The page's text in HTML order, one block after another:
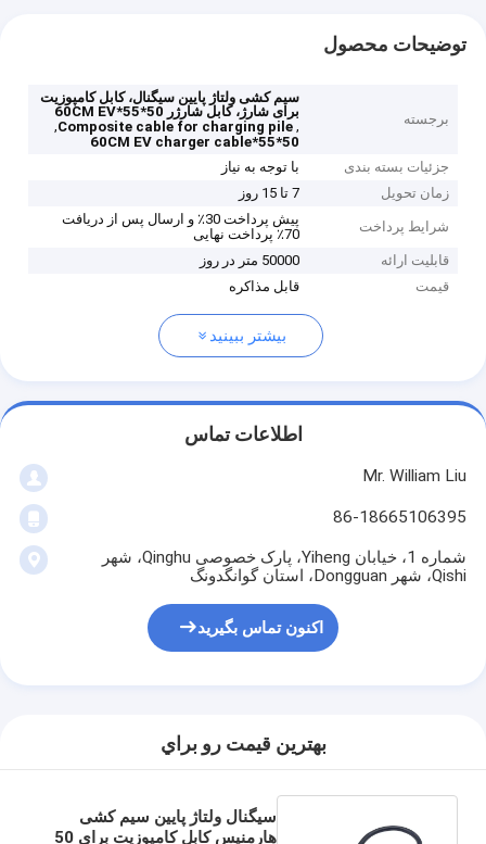
توضیحات محصول
برجسته
سیم کشی ولتاژ پایین سیگنال، کابل کامپوزیت
برای شارژ، کابل شارژر 50*55*60CM EV
,
Composite cable for charging pile
,
50*55*60CM EV charger cable
جزئیات بسته بندی
با توجه به نیاز
زمان تحویل
7 تا 15 روز
شرایط پرداخت
پیش پرداخت 30٪ و ارسال پس از دریافت
70٪ پرداخت نهایی
قابلیت ارائه
50000 متر در روز
قیمت
قابل مذاکره
بیشتر ببینید
اطلاعات تماس
Mr. William Liu
86-18665106395
شماره 1، خیابان Yiheng، پارک خصوصی Qinghu، شهر
Qishi، شهر Dongguan، استان گوانگدونگ
اکنون تماس بگیرید
بهترين قيمت رو براي
سیگنال ولتاژ پایین سیم کشی
هارمنیس کابل کامپوزیت برای 50